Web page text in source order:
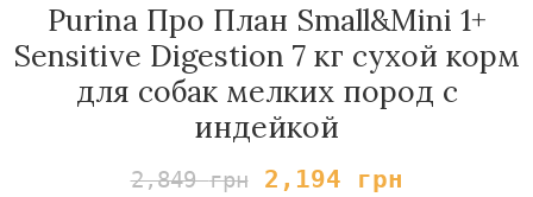
Purina Про План Small&Mini 1+
Sensitive Digestion 7 кг сухой корм
для собак мелких пород с
индейкой
2,849грн 2,194 грн